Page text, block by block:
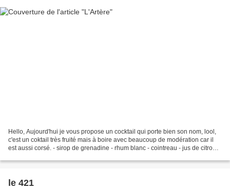
Hello, Aujourd'hui je vous propose un cocktail qui porte bien son nom, lool,
c'est un coktail très fruité mais à boire avec beaucoup de modération car il
est aussi corsé. - sirop de grenadine - rhum blanc - cointreau - jus de citron
le 421